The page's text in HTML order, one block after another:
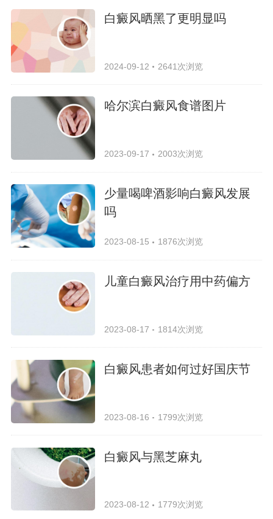
白癜风晒黑了更明显吗
2024-09-12 2641次浏览
哈尔滨白癜风食谱图片
2023-09-17 2003次浏览
少量喝啤酒影响白癜风发展
吗
2023-08-15 1876次浏览
儿童白癜风治疗用中药偏方
2023-08-17 1814次浏览
白癜风患者如何过好国庆节
2023-08-16 1799次浏览
白癜风与黑芝麻丸
2023-08-12 1779次浏览